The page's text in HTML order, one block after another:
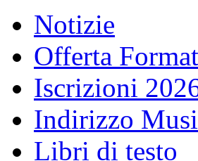
Notizie
Offerta
Iscrizioni
Indirizzo
Libri di testo